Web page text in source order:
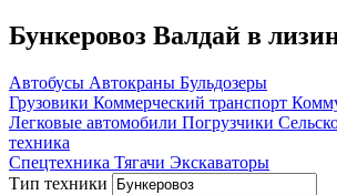
Бункеровоз Валдай в
Автобусы Автокраны Бульдозеры
Грузовики Коммерческий транспорт
Легковые автомобили Погрузчики
техника
Спецтехника Тягачи Экскаваторы
Тип техники